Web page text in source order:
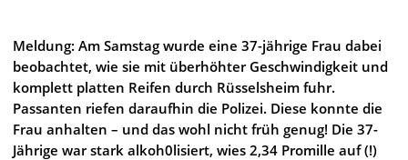
Meldung: Am Samstag wurde eine 37-jährige Frau dabei
beobachtet, wie sie mit überhöhter Geschwindigkeit und
komplett platten Reifen durch Rüsselsheim fuhr.
Passanten riefen daraufhin die Polizei. Diese konnte die
Frau anhalten – und das wohl nicht früh genug! Die 37-
Jährige war stark alkoh0lisiert, wies 2,34 Promille auf (!)